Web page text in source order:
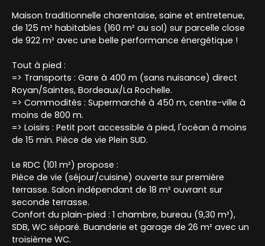
Maison traditionnelle charentaise, saine et entretenue,
de 125 m² habitables (160 m² au sol) sur parcelle close
de 922 m² avec une belle performance énergétique !
Tout à pied :
=> Transports : Gare à 400 m (sans nuisance) direct
Royan/Saintes, Bordeaux/La Rochelle.
=> Commodités : Supermarché à 450 m, centre-ville à
moins de 800 m.
=> Loisirs : Petit port accessible à pied, l'océan à moins
de 15 min. Pièce de vie Plein SUD.
Le RDC (101 m²) propose :
Pièce de vie (séjour/cuisine) ouverte sur première
terrasse. Salon indépendant de 18 m² ouvrant sur
seconde terrasse.
Confort du plain-pied : 1 chambre, bureau (9,30 m²),
SDB, WC séparé. Buanderie et garage de 26 m² avec un
troisième WC.